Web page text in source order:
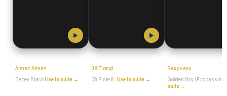
Aimez Aimez
Bebey Black Lire la suite →
08 Elongi
08 Piste 8.
Lire la suite →
Sexy sexy
Golden Boy (Fospassin)
suite →